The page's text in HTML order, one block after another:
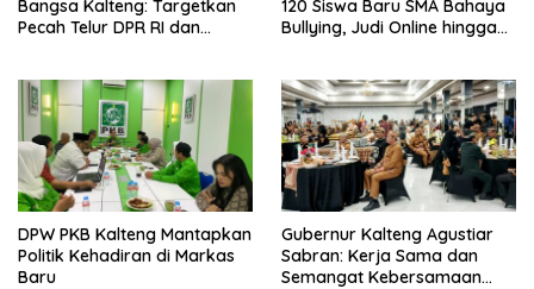
Bangsa Kalteng: Targetkan
Pecah Telur DPR RI dan
120 Siswa Baru SMA Bahaya
Bullying, Judi Online hingga
DPW PKB Kalteng Mantapkan
Politik Kehadiran di Markas
Baru
Gubernur Kalteng Agustiar
Sabran: Kerja Sama dan
Semangat Kebersamaan